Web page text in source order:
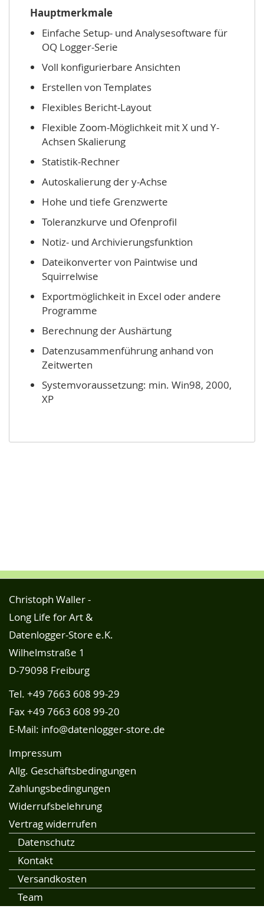
Hauptmerkmale
Einfache Setup- und Analysesoftware für
OQ Logger-Serie
Voll konfigurierbare Ansichten
Erstellen von Templates
Flexibles Bericht-Layout
Flexible Zoom-Möglichkeit mit X und Y-
Achsen Skalierung
Statistik-Rechner
Autoskalierung der y-Achse
Hohe und tiefe Grenzwerte
Toleranzkurve und Ofenprofil
Notiz- und Archivierungsfunktion
Dateikonverter von Paintwise und
Squirrelwise
Exportmöglichkeit in Excel oder andere
Programme
Berechnung der Aushärtung
Datenzusammenführung anhand von
Zeitwerten
Systemvoraussetzung: min. Win98, 2000,
XP
Christoph Waller -
Long Life for Art &
Datenlogger-Store e.K.
Wilhelmstraße 1
D-79098 Freiburg
Tel. +49 7663 608 99-29
Fax +49 7663 608 99-20
E-Mail: info@datenlogger-store.de
Impressum
Allg. Geschäftsbedingungen
Zahlungsbedingungen
Widerrufsbelehrung
Vertrag widerrufen
Datenschutz
Kontakt
Versandkosten
Team